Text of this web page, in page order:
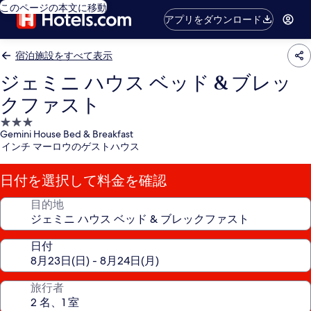
このページの本文に移動
アプリをダウンロード
宿泊施設をすべて表示
ジェミニ ハウス ベッド & ブレッ
クファスト
3.0
つ
星
宿
泊
施
Gemini House Bed & Breakfast
インチ マーロウのゲストハウス
日付を選択して料金を確認
目的地
日付
旅行者